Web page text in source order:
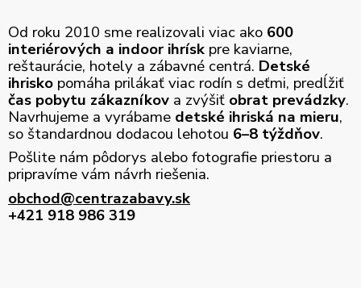
Od roku 2010 sme realizovali viac ako 600
interiérových a indoor ihrísk pre kaviarne,
reštaurácie, hotely a zábavné centrá. Detské
ihrisko pomáha prilákať viac rodín s deťmi, predĺžiť
čas pobytu zákazníkov a zvýšiť obrat prevádzky.
Navrhujeme a vyrábame detské ihriská na mieru,
so štandardnou dodacou lehotou 6–8 týždňov.
Pošlite nám pôdorys alebo fotografie priestoru a
pripravíme vám návrh riešenia.
obchod@centrazabavy.sk
+421 918 986 319